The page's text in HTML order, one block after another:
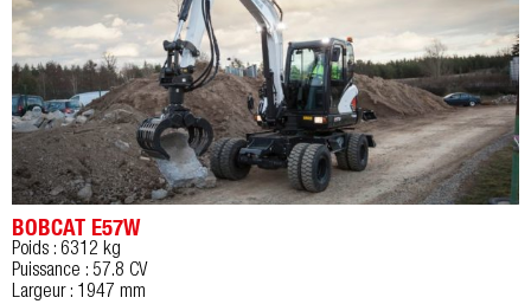
BOBCAT E57W
Poids : 6312 kg
Puissance : 57.8 CV
Largeur : 1947 mm